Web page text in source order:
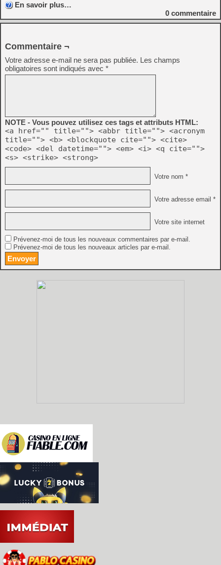
En savoir plus…
0 commentaire
Commentaire ¬
Votre adresse e-mail ne sera pas publiée. Les champs
obligatoires sont indiqués avec *
NOTE - Vous pouvez utilisez ces tags et attributs HTML:
<a href="" title=""> <abbr title=""> <acronym
title=""> <b> <blockquote cite=""> <cite>
<code> <del datetime=""> <em> <i> <q cite="">
<s> <strike> <strong>
Votre nom *
Votre adresse email *
Votre site internet
Prévenez-moi de tous les nouveaux commentaires par e-mail.
Prévenez-moi de tous les nouveaux articles par e-mail.